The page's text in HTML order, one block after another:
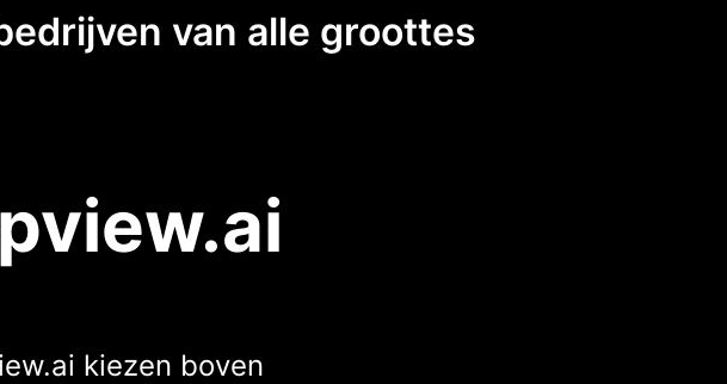
van alle groottes
kiezen boven